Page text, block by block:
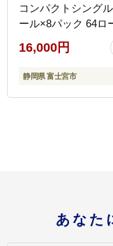
コンパクトシング
ール×8パック 64ロ
ル 1.5倍巻 82.5m
レットペーパー シ
ル パルプ100％ 香り
16,000円
静岡県 富士宮市
あなた